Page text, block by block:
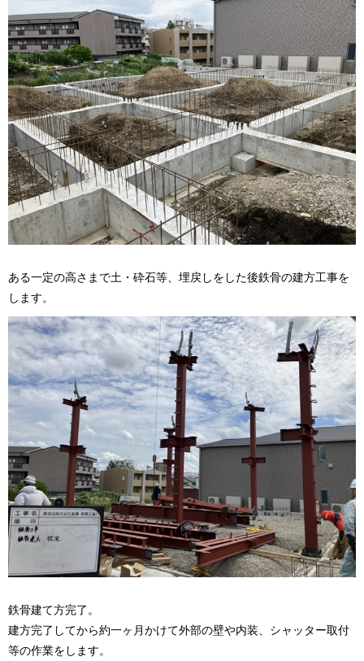
ある一定の高さまで土・砕石等、埋戻しをした後鉄骨の建方工事を
します。
鉄骨建て方完了。
建方完了してから約一ヶ月かけて外部の壁や内装、シャッター取付
等の作業をします。